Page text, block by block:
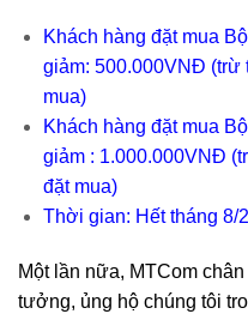
Khách hàng đặt mua
giảm: 500.000VNĐ (trừ
mua)
Khách hàng đặt mua
giảm : 1.000.000VNĐ
đặt mua)
Thời gian: Hết tháng 8/
Một lần nữa, MTCom
tưởng, ủng hộ chúng tôi